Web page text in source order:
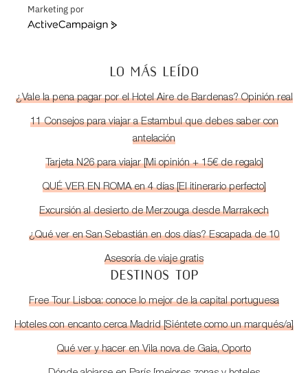
Marketing por
ActiveCampaign
LO MÁS LEÍDO
¿Vale la pena pagar por el Hotel Aire de Bardenas? Opinión real
11 Consejos para viajar a Estambul que debes saber con
antelación
Tarjeta N26 para viajar [Mi opinión + 15€ de regalo]
QUÉ VER EN ROMA en 4 días [El itinerario perfecto]
Excursión al desierto de Merzouga desde Marrakech
¿Qué ver en San Sebastián en dos días? Escapada de 10
Asesoría de viaje gratis
DESTINOS TOP
Free Tour Lisboa: conoce lo mejor de la capital portuguesa
Hoteles con encanto cerca Madrid [Siéntete como un marqués/a]
Qué ver y hacer en Vila nova de Gaia, Oporto